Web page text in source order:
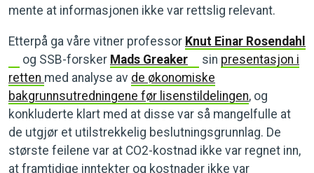
mente at informasjonen ikke var rettslig relevant.
Etterpå ga våre vitner professor Knut Einar Rosendahl
og SSB-forsker Mads Greaker sin presentasjon i
retten med analyse av de økonomiske
bakgrunnsutredningene før lisenstildelingen, og
konkluderte klart med at disse var så mangelfulle at
de utgjør et utilstrekkelig beslutningsgrunnlag. De
største feilene var at CO2-kostnad ikke var regnet inn,
at framtidige inntekter og kostnader ikke var